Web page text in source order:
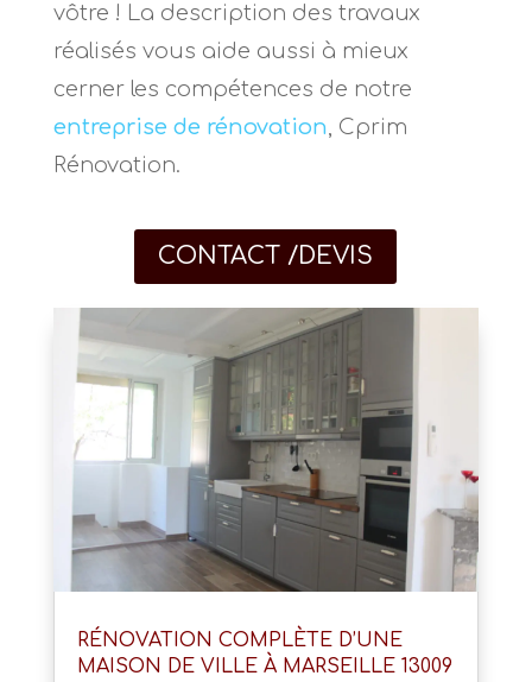
vôtre ! La description des travaux
réalisés vous aide aussi à mieux
cerner les compétences de notre
entreprise de rénovation, Cprim
Rénovation.
CONTACT /DEVIS
RÉNOVATION COMPLÈTE D’UNE
MAISON DE VILLE À MARSEILLE 13009